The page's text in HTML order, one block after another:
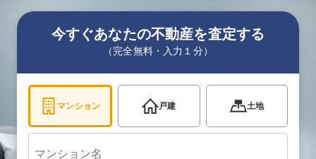
今すぐあなたの不動産を査定する
（完全無料・入力１分）
マンション 戸建 土地